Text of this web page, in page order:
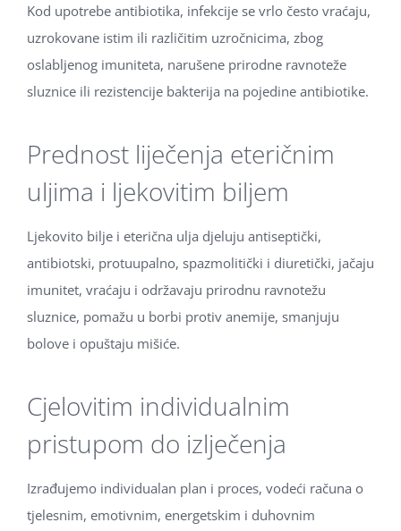
Kod upotrebe antibiotika, infekcije se vrlo često vraćaju,
uzrokovane istim ili različitim uzročnicima, zbog
oslabljenog imuniteta, narušene prirodne ravnoteže
sluznice ili rezistencije bakterija na pojedine antibiotike.
Prednost liječenja eteričnim
uljima i ljekovitim biljem
Ljekovito bilje i eterična ulja djeluju antiseptički,
antibiotski, protuupalno, spazmolitički i diuretički, jačaju
imunitet, vraćaju i održavaju prirodnu ravnotežu
sluznice, pomažu u borbi protiv anemije, smanjuju
bolove i opuštaju mišiće.
Cjelovitim individualnim
pristupom do izlječenja
Izrađujemo individualan plan i proces, vodeći računa o
tjelesnim, emotivnim, energetskim i duhovnim